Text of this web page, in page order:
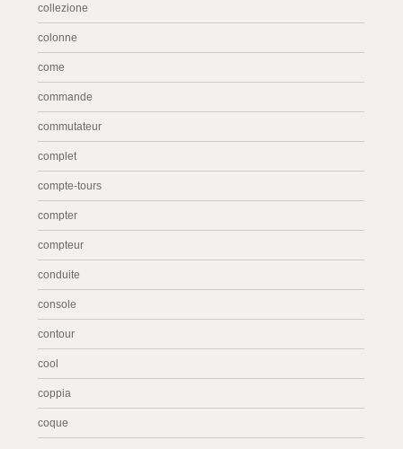
collezione
colonne
come
commande
commutateur
complet
compte-tours
compter
compteur
conduite
console
contour
cool
coppia
coque